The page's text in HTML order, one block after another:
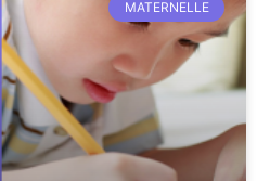
MATERNELLE